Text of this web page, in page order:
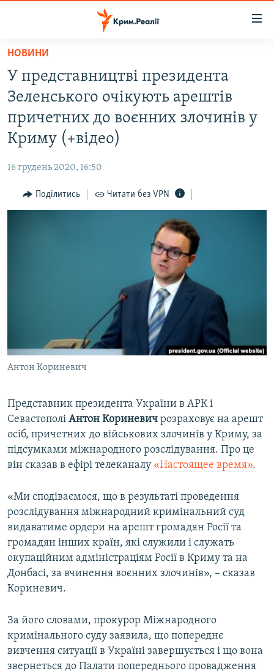
Перейти
основного
матеріалу
до
основної
Перейти
пошуку
ВОДА.КРИМ
ПОЛІТИКА
ПОГЛЯД
ІНТЕРВ'Ю
УКРАЇНСЬКА ПРОБЛЕМА КРИМУ
ІНФОГРАФІКА
ДОЛУЧАЙСЯ!
Усі сайти RFE/RL
НОВИНИ
У представництві президента
Зеленського очікують арештів
причетних до воєнних злочинів у
Криму (+відео)
16 грудень 2020, 16:50
Поділитись Читати без VPN
Антон Кориневич
Представник президента України в АРК і
Севастополі Антон Кориневич розраховує на арешт
осіб, причетних до військових злочинів у Криму, за
підсумками міжнародного розслідування. Про це
він сказав в ефірі телеканалу «Настоящее время».
«Ми сподіваємося, що в результаті проведення
розслідування міжнародний кримінальний суд
видаватиме ордери на арешт громадян Росії та
громадян інших країн, які служили і служать
окупаційним адміністраціям Росії в Криму та на
Донбасі, за вчинення воєнних злочинів», – сказав
Кориневич.
За його словами, прокурор Міжнародного
кримінального суду заявила, що попереднє
вивчення ситуації в Україні завершується і що вона
звернеться до Палати попереднього провадження